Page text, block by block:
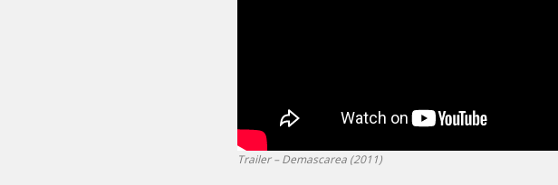
Trailer – Demascarea (2011)